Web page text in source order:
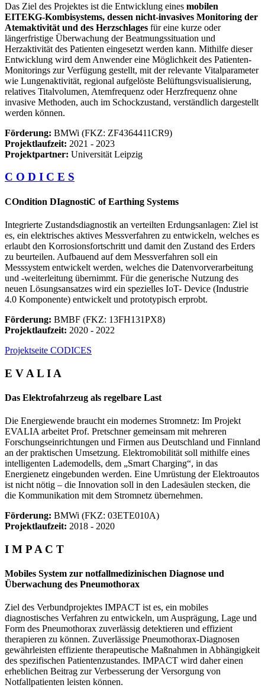
Das Ziel des Projektes ist die Entwicklung eines mobilen
EITEKG-Kombisystems, dessen nicht-invasives Monitoring der
Atemaktivität und des Herzschlages für eine kurze oder
längerfristige Überwachung der Beatmungssituation und
Herzaktivität des Patienten eingesetzt werden kann. Mithilfe dieser
Entwicklung wird dem Anwender eine Möglichkeit des Patienten-
Monitorings zur Verfügung gestellt, mit der relevante Vitalparameter
wie Lungenaktivität, regional aufgelöste Belüftungsvisualisierung,
relatives Titalvolumen, Atemfrequenz oder Herzfrequenz ohne
invasive Methoden, auch im Schockzustand, verständlich dargestellt
werden können.
Förderung: BMWi (FKZ: ZF4364411CR9)
Projektlaufzeit: 2021 - 2023
Projektpartner: Universität Leipzig
C O D I C E S
COndition DIagnostiC of Earthing Systems
Integrierte Zustandsdiagnostik an verteilten Erdungsanlagen: Ziel ist
es, ein elektrisches aktives Messverfahren zu entwickeln, welches es
erlaubt den Korrosionsfortschritt und damit den Zustand des Erders
zu beurteilen. Aufbauend auf dem Messverfahren soll ein
Messsystem entwickelt werden, welches die Datenvorverarbeitung
und -weiterleitung übernimmt. Für die generische Nutzung des
neuen Lösungsansatzes wird ein spezielles IoT- Device (Industrie
4.0 Komponente) entwickelt und prototypisch erprobt.
Förderung: BMBF (FKZ: 13FH131PX8)
Projektlaufzeit: 2020 - 2022
Projektseite CODICES
E V A L I A
Das Elektrofahrzeug als regelbare Last
Die Energiewende braucht ein modernes Stromnetz: Im Projekt
EVALIA arbeitet Prof. Pretschner gemeinsam mit mehreren
Forschungseinrichtungen und Firmen aus Deutschland und Finnland
an der praktischen Umsetzung. Elektromobilität soll mithilfe eines
intelligenten Lademodells, dem „Smart Charging“, in das
Energienetz eingebunden werden. Eine Umrüstung der Elektroautos
ist nicht nötig – die Innovation soll in den Ladesäulen stecken, die
die Kommunikation mit dem Stromnetz übernehmen.
Förderung: BMWi (FKZ: 03ETE010A)
Projektlaufzeit: 2018 - 2020
I M P A C T
Mobiles System zur notfallmedizinischen Diagnose und
Überwachung des Pneumothorax
Ziel des Verbundprojektes IMPACT ist es, ein mobiles
diagnostisches Verfahren zu entwickeln, um Ausprägung, Lage und
Form des Pneumothorax zuverlässig detektieren und effizient
therapieren zu können. Zuverlässige Pneumothorax-Diagnosen
gewährleisten effiziente therapeutische Maßnahmen in Abhängigkeit
des spezifischen Patientenzustandes. IMPACT wird daher einen
erheblichen Beitrag zur Verbesserung der Versorgung von
Notfallpatienten leisten können.